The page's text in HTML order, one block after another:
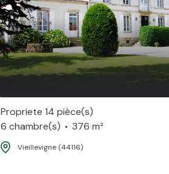
Propriete 14 pièce(s)
6 chambre(s)
376 m²
Vieillevigne (44116)